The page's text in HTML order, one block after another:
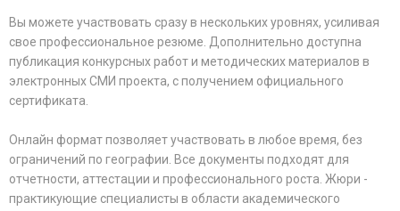
Вы можете участвовать сразу в нескольких уровнях, усиливая
свое профессиональное резюме. Дополнительно доступна
публикация конкурсных работ и методических материалов в
электронных СМИ проекта, с получением официального
сертификата.
Онлайн формат позволяет участвовать в любое время, без
ограничений по географии. Все документы подходят для
отчетности, аттестации и профессионального роста. Жюри -
практикующие специалисты в области академического